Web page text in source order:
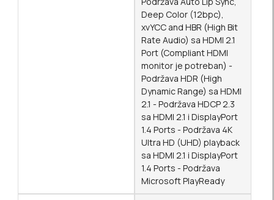
Deep Color (12bpc),
xvYCC and HBR (High Bit
Rate Audio) sa HDMI 2.1
Port (Compliant HDMI
monitor je potreban) -
Podržava HDR (High
Dynamic Range) sa HDMI
2.1 - Podržava HDCP 2.3
sa HDMI 2.1 i DisplayPort
1.4 Ports - Podržava 4K
Ultra HD (UHD) playback
sa HDMI 2.1 i DisplayPort
1.4 Ports - Podržava
Microsoft PlayReady